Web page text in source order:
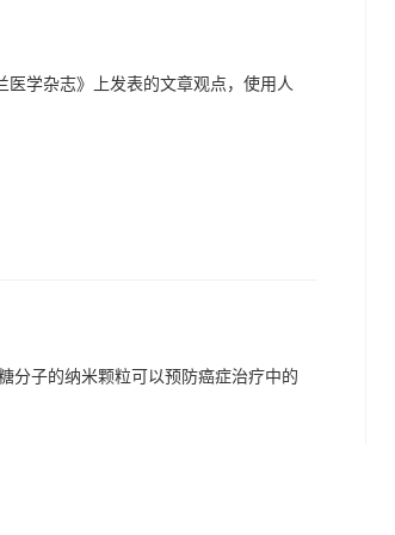
学杂志》上发表的文章观点，使用人
分子的纳米颗粒可以预防癌症治疗中的